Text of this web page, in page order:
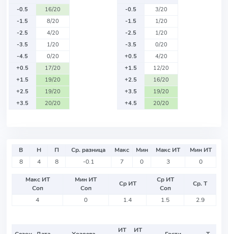
-0.5
16/20
-1.5
8/20
-2.5
4/20
-3.5
1/20
-4.5
0/20
+0.5
17/20
+1.5
19/20
+2.5
19/20
+3.5
20/20
-0.5
3/20
-1.5
1/20
-2.5
1/20
-3.5
0/20
+0.5
4/20
+1.5
12/20
+2.5
16/20
+3.5
19/20
+4.5
20/20
В Н П Ср. разница Макс Мин Макс ИТ
Мин ИТ
8
4 8 -0.1 7 0 3 0
Макс ИТ
Соп
Мин ИТ
Соп
Ср ИТ
Ср ИТ
Соп
Ср. Т
4
0 1.4 1.5 2.9
ИТ
ИТ